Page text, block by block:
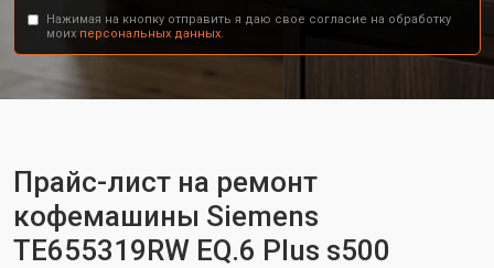
Нажимая на кнопку отправить я даю свое согласие на обработку
моих персональных данных.
Прайс-лист на ремонт
кофемашины Siemens
TE655319RW EQ.6 Plus s500